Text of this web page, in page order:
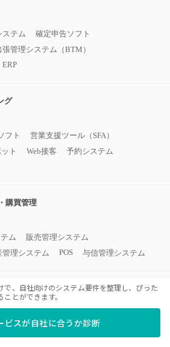
ステム
確定申告ソフト
張管理システム（BTM）
ERP
グ
フト
営業支援ツール（SFA）
ト Web接客
予約システム
購買管理
ム
販売管理システム
管理システム POS 与信管理システム
・コラボレーシ
で、自社向けのシステム要件を整理し、ぴった
とができます。
ビスが自社に合うか診断